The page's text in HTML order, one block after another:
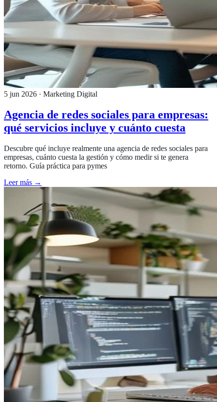
5 jun 2026 · Marketing Digital
Agencia de redes sociales para empresas:
qué servicios incluye y cuánto cuesta
Descubre qué incluye realmente una agencia de redes sociales para
empresas, cuánto cuesta la gestión y cómo medir si te genera
retorno. Guía práctica para pymes
Leer más →